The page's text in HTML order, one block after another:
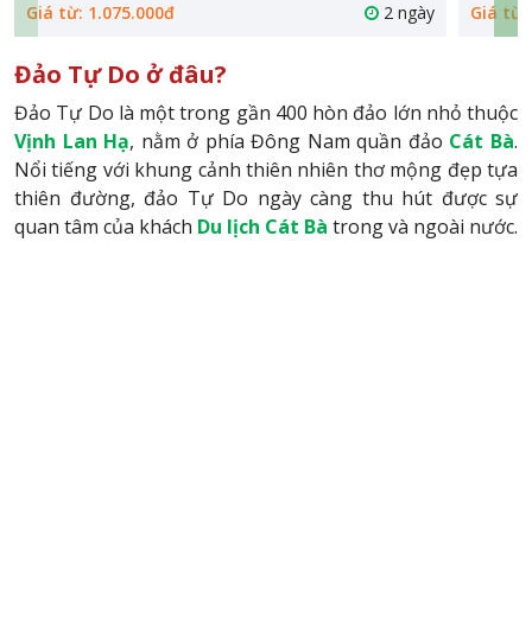
Giá từ: 1.075.000đ 2 ngày Giá từ:
Đảo Tự Do ở đâu?
Đảo Tự Do là một trong gần 400 hòn đảo lớn nhỏ thuộc
Vịnh Lan Hạ, nằm ở phía Đông Nam quần đảo Cát Bà.
Nổi tiếng với khung cảnh thiên nhiên thơ mộng đẹp tựa
thiên đường, đảo Tự Do ngày càng thu hút được sự
quan tâm của khách Du lịch Cát Bà trong và ngoài nước.